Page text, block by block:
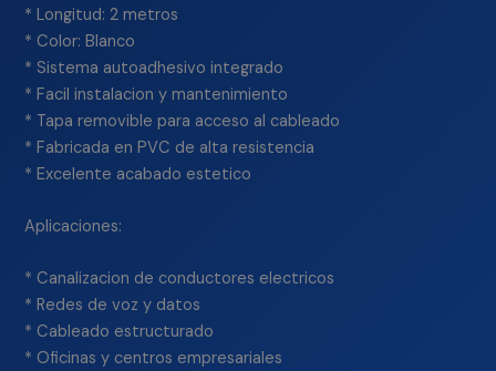
* Longitud: 2 metros
* Color: Blanco
* Sistema autoadhesivo integrado
* Facil instalacion y mantenimiento
* Tapa removible para acceso al cableado
* Fabricada en PVC de alta resistencia
* Excelente acabado estetico
Aplicaciones:
* Canalizacion de conductores electricos
* Redes de voz y datos
* Cableado estructurado
* Oficinas y centros empresariales